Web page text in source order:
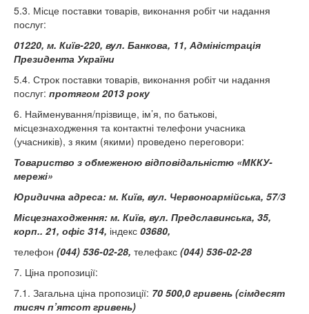
5.3. Місце поставки товарів, виконання робіт чи надання
послуг:
01220, м. Київ-220, вул. Банкова, 11, Адміністрація
Президента України
5.4. Строк поставки товарів, виконання робіт чи надання
послуг: протягом 2013 року
6. Найменування/прізвище, ім’я, по батькові,
місцезнаходження та контактні телефони учасника
(учасників), з яким (якими) проведено переговори:
Товариство з обмеженою відповідальністю «МККУ-
мережі»
Юридична адреса: м. Київ, вул. Червоноармійська, 57/3
Місцезнаходження: м. Київ, вул. Предславинська, 35,
корп.. 21, офіс 314, індекс 03680,
телефон (044) 536-02-28, телефакс (044) 536-02-28
7. Ціна пропозиції:
7.1. Загальна ціна пропозиції: 70 500,0 гривень (сімдесят
тисяч п’ятсот гривень)